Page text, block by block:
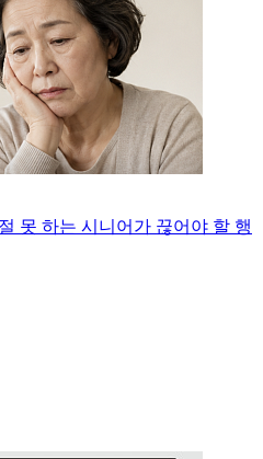
못 하는 시니어가 끊어야 할 행